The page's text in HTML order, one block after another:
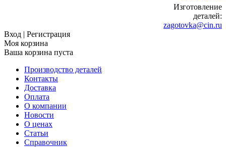
Изготовление
деталей:
zagotovka@cin.ru
Вход | Регистрация
Моя корзина
Ваша корзина пуста
Производство деталей
Контакты
Доставка
Оплата
О компании
Новости
О ценах
Статьи
Справочник